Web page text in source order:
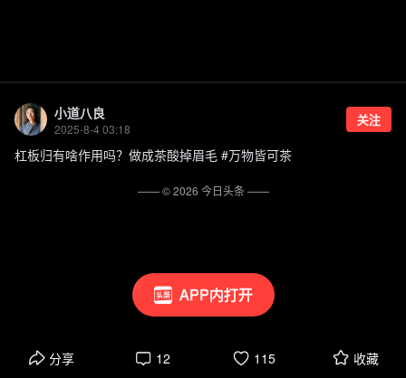
APP内打开
小道八良
2025-8-4 03:18
关注
杠板归有啥作用吗？做成茶酸掉眉毛 #万物皆可茶
分享 12 115 收藏
—— ©2026 今日头条——